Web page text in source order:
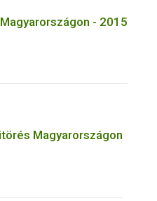
- 2015
Magyarországon